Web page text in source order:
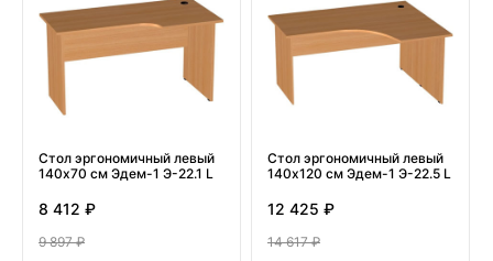
Стол эргономичный левый
140х70 см Эдем-1 Э-22.1 L
8 412 ₽
9 897 ₽
Стол эргономичный левый
140х120 см Эдем-1 Э-22.5 L
12 425 ₽
14 617 ₽